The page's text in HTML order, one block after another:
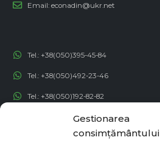
Gestionarea
consimțământului
Email: econadin@ukr.net
Tel.: +38(050)395-45-84
Tel.: +38(050)492-23-46
Tel.: +38(050)192-82-82
contact@econadin.com